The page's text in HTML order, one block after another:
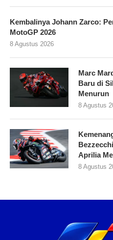
Kembalinya Johann Zarco:
MotoGP 2026
8 Agustus 2026
Marc
Baru di
Menurun
8 Agustus
Aprilia
8 Agustus